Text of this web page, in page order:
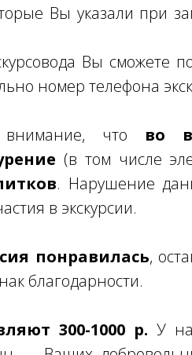
Вы указали при
Вы сможете
номер телефона
что во
(в том числе
. Нарушение
в экскурсии.
понравилась,
благодарности.
300-1000 р. У